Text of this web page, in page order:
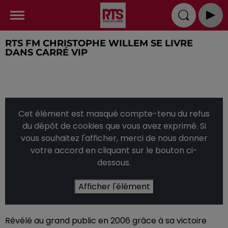
RTS FM CHRISTOPHE WILLEM SE LIVRE
DANS CARRÉ VIP
Cet élément est masqué compte-tenu du refus
du dépôt de cookies que vous avez exprimé. Si
vous souhaitez l'afficher, merci de nous donner
votre accord en cliquant sur le bouton ci-
dessous.
Afficher l'élément
Révélé au grand public en 2006 grâce à sa victoire